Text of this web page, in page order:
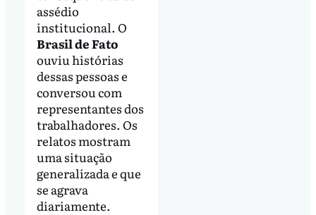
assédio
institucional. O
Brasil de Fato
ouviu histórias
dessas pessoas e
conversou com
representantes dos
trabalhadores. Os
relatos mostram
uma situação
generalizada e que
se agrava
diariamente.